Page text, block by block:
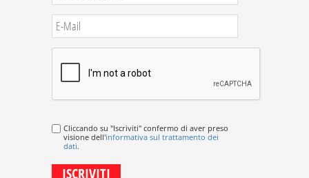
Cliccando su "Iscriviti" confermo di aver preso
visione dell'informativa sul trattamento dei
dati.